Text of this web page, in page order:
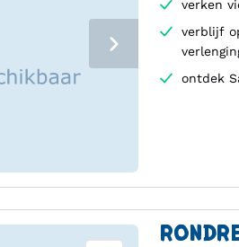
verken
verblijf
ontdek